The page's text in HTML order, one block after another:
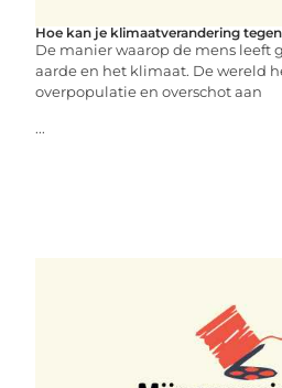
Hoe kan je klimaatverandering
De manier waarop de mens leeft
aarde en het klimaat. De wereld
overpopulatie en overschot aan
...